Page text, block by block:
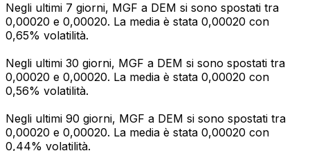
Negli ultimi 7 giorni, MGF a DEM si sono spostati tra
0,00020 e 0,00020. La media è stata 0,00020 con
0,65% volatilità.
Negli ultimi 30 giorni, MGF a DEM si sono spostati tra
0,00020 e 0,00020. La media è stata 0,00020 con
0,56% volatilità.
Negli ultimi 90 giorni, MGF a DEM si sono spostati tra
0,00020 e 0,00020. La media è stata 0,00020 con
0,44% volatilità.